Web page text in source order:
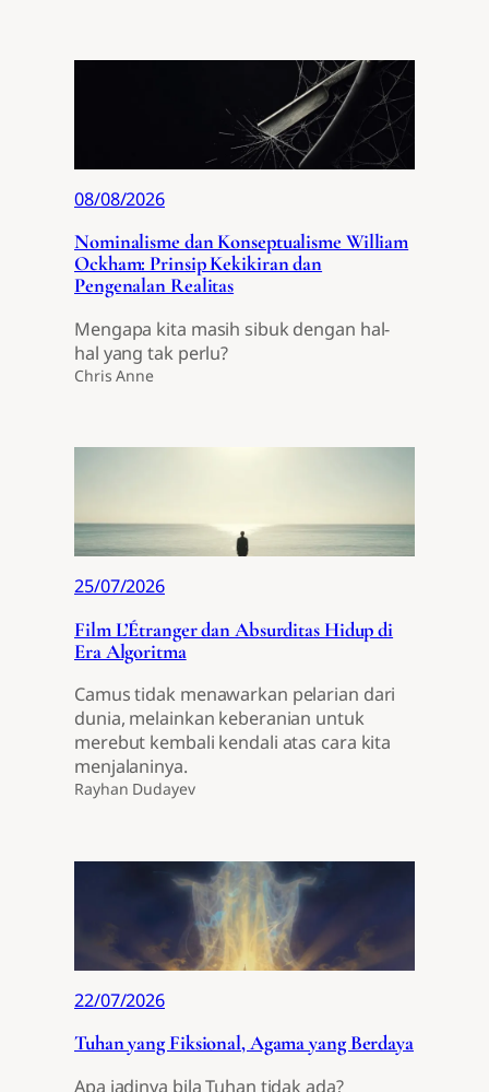
08/08/2026
Nominalisme dan Konseptualisme William
Ockham: Prinsip Kekikiran dan
Pengenalan Realitas
Mengapa kita masih sibuk dengan hal-
hal yang tak perlu?
Chris Anne
25/07/2026
Film L’Étranger dan Absurditas Hidup di
Era Algoritma
Camus tidak menawarkan pelarian dari
dunia, melainkan keberanian untuk
merebut kembali kendali atas cara kita
menjalaninya.
Rayhan Dudayev
22/07/2026
Tuhan yang Fiksional, Agama yang Berdaya
Apa jadinya bila Tuhan tidak ada?